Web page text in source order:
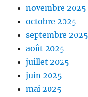
novembre 2025
octobre 2025
septembre 2025
août 2025
juillet 2025
juin 2025
mai 2025